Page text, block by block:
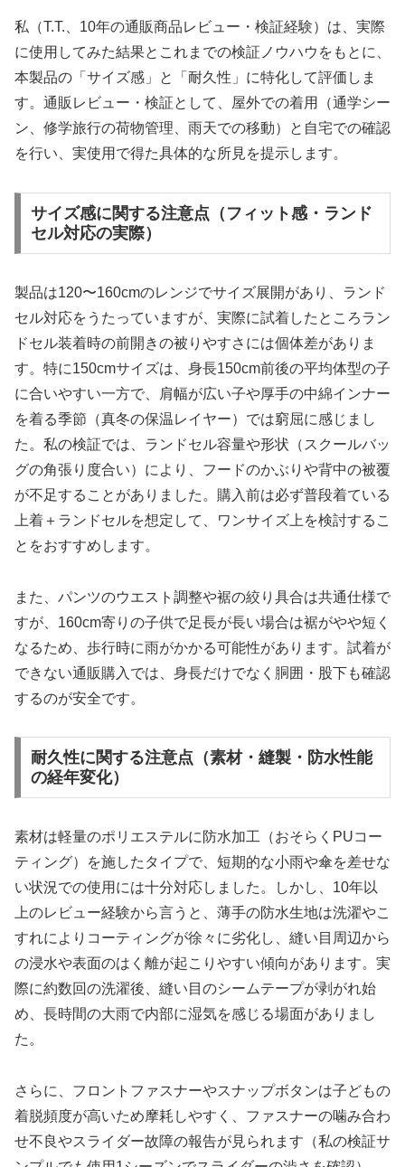
私（T.T.、10年の通販商品レビュー・検証経験）は、実際
に使用してみた結果とこれまでの検証ノウハウをもとに、
本製品の「サイズ感」と「耐久性」に特化して評価しま
す。通販レビュー・検証として、屋外での着用（通学シー
ン、修学旅行の荷物管理、雨天での移動）と自宅での確認
を行い、実使用で得た具体的な所見を提示します。
サイズ感に関する注意点（フィット感・ランド
セル対応の実際）
製品は120〜160cmのレンジでサイズ展開があり、ランド
セル対応をうたっていますが、実際に試着したところラン
ドセル装着時の前開きの被りやすさには個体差がありま
す。特に150cmサイズは、身長150cm前後の平均体型の子
に合いやすい一方で、肩幅が広い子や厚手の中綿インナー
を着る季節（真冬の保温レイヤー）では窮屈に感じまし
た。私の検証では、ランドセル容量や形状（スクールバッ
グの角張り度合い）により、フードのかぶりや背中の被覆
が不足することがありました。購入前は必ず普段着ている
上着＋ランドセルを想定して、ワンサイズ上を検討するこ
とをおすすめします。
また、パンツのウエスト調整や裾の絞り具合は共通仕様で
すが、160cm寄りの子供で足長が長い場合は裾がやや短く
なるため、歩行時に雨がかかる可能性があります。試着が
できない通販購入では、身長だけでなく胴囲・股下も確認
するのが安全です。
耐久性に関する注意点（素材・縫製・防水性能
の経年変化）
素材は軽量のポリエステルに防水加工（おそらくPUコー
ティング）を施したタイプで、短期的な小雨や傘を差せな
い状況での使用には十分対応しました。しかし、10年以
上のレビュー経験から言うと、薄手の防水生地は洗濯やこ
すれによりコーティングが徐々に劣化し、縫い目周辺から
の浸水や表面のはく離が起こりやすい傾向があります。実
際に約数回の洗濯後、縫い目のシームテープが剥がれ始
め、長時間の大雨で内部に湿気を感じる場面がありまし
た。
さらに、フロントファスナーやスナップボタンは子どもの
着脱頻度が高いため摩耗しやすく、ファスナーの噛み合わ
せ不良やスライダー故障の報告が見られます（私の検証サ